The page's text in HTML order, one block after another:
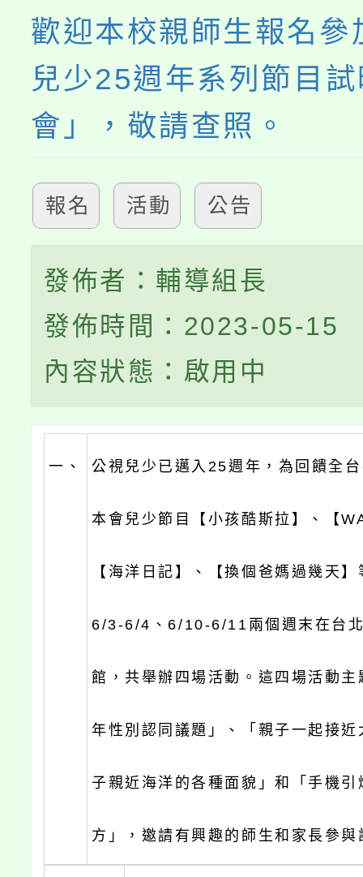
歡迎本校親師生報名參
兒少25週年系列節目
會」，敬請查照。
報名 活動 公告
發佈者：輔導組長
發佈時間：2023-05-15
內容狀態：啟用中
一、 公視兒少已邁入25週年，為回饋全
本會兒少節目【小孩酷斯拉】、【
【海洋日記】、【換個爸媽過幾天
6/3-6/4、6/10-6/11兩個週末在台
館，共舉辦四場活動。這四場活動
年性別認同議題」、「親子一起接
子親近海洋的各種面貌」和「手機
方」，邀請有興趣的師生和家長參與